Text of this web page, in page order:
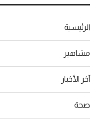
الرئيسية
مشاهير
آخر الأخبار
صحة